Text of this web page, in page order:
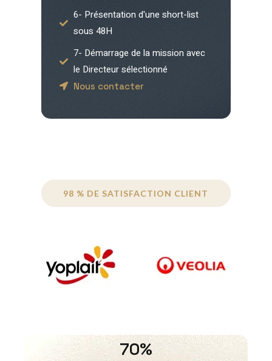
6- Présentation d'une short-list
sous 48H
7- Démarrage de la mission avec
le Directeur sélectionné
Nous contacter
98 % DE SATISFACTION CLIENT
70%